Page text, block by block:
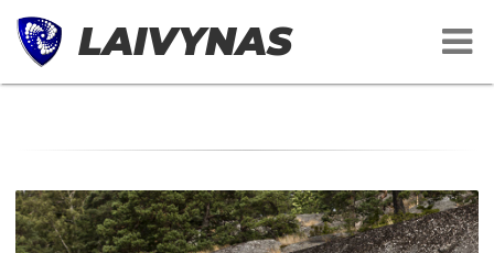
LAIVYNAS